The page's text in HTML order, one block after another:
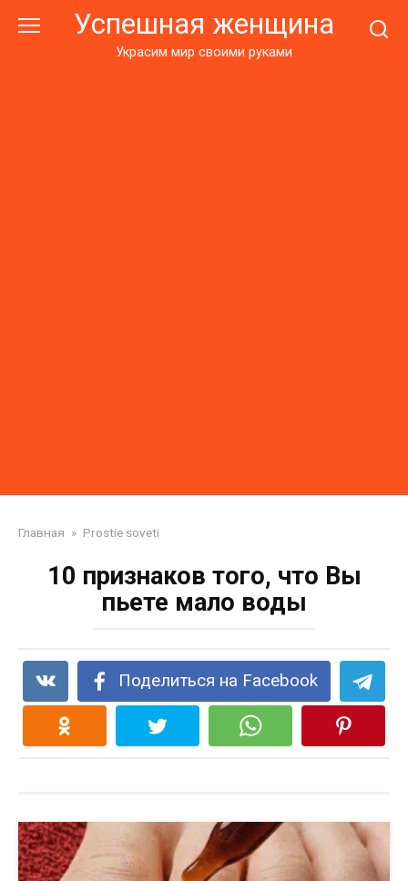
Успешная женщина
Украсим мир своими руками
Главная » Prostie soveti
10 признаков того, что Вы
пьете мало воды
Поделиться на Facebook